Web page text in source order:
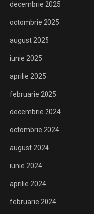
decembrie 2025
octombrie 2025
august 2025
iunie 2025
aprilie 2025
februarie 2025
decembrie 2024
octombrie 2024
august 2024
iunie 2024
aprilie 2024
februarie 2024